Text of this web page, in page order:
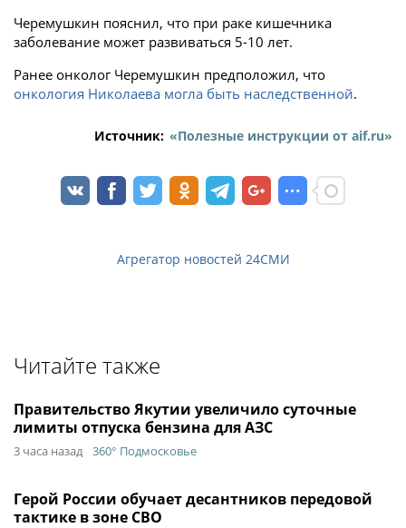
Черемушкин пояснил, что при раке кишечника
заболевание может развиваться 5-10 лет.
Ранее онколог Черемушкин предположил, что
онкология Николаева могла быть наследственной.
Источник: «Полезные инструкции от aif.ru»
Агрегатор новостей 24СМИ
Читайте также
Правительство Якутии увеличило суточные
лимиты отпуска бензина для АЗС
3 часа назад 360° Подмосковье
Герой России обучает десантников передовой
тактике в зоне СВО